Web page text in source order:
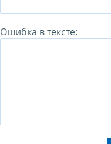
Ошибка в тексте: